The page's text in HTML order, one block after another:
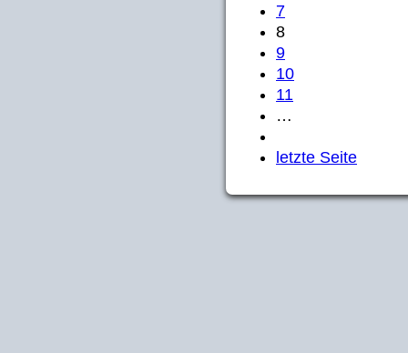
7
8
9
10
11
…
letzte Seite